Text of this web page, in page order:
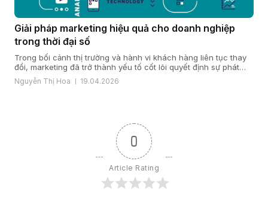
Giải pháp marketing hiệu quả cho doanh nghiệp
trong thời đại số
Trong bối cảnh thị trường và hành vi khách hàng liên tục thay
đổi, marketing đã trở thành yếu tố cốt lõi quyết định sự phát
triển của doanh nghiệp. Một giải pháp marketing hiệu quả nằm
ở cách doanh nghiệp hiểu khách hàng, xây dựng chiến lược
Nguyễn Thị Hoa 19.04.2026
0
Article Rating